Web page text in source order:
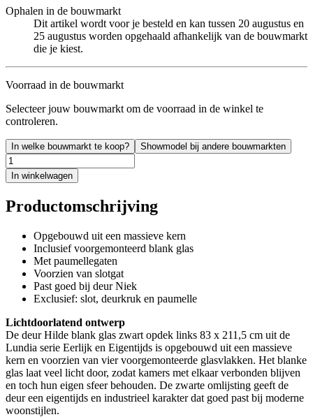
Ophalen in de bouwmarkt
Dit artikel wordt voor je besteld en kan tussen 20 augustus en
25 augustus worden opgehaald afhankelijk van de bouwmarkt
die je kiest.
Voorraad in de bouwmarkt
Selecteer jouw bouwmarkt om de voorraad in de winkel te
controleren.
In welke bouwmarkt te koop? Showmodel bij andere bouwmarkten
In winkelwagen
Productomschrijving
Opgebouwd uit een massieve kern
Inclusief voorgemonteerd blank glas
Met paumellegaten
Voorzien van slotgat
Past goed bij deur Niek
Exclusief: slot, deurkruk en paumelle
Lichtdoorlatend ontwerp
De deur Hilde blank glas zwart opdek links 83 x 211,5 cm uit de
Lundia serie Eerlijk en Eigentijds is opgebouwd uit een massieve
kern en voorzien van vier voorgemonteerde glasvlakken. Het blanke
glas laat veel licht door, zodat kamers met elkaar verbonden blijven
en toch hun eigen sfeer behouden. De zwarte omlijsting geeft de
deur een eigentijds en industrieel karakter dat goed past bij moderne
woonstijlen.